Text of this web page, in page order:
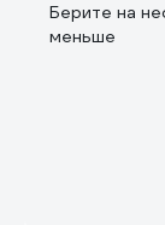
Берите на
меньше